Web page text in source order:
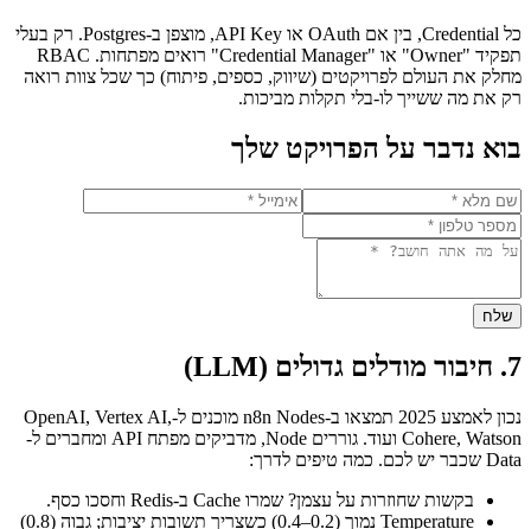
כל Credential, בין אם OAuth או API Key, מוצפן ב-Postgres. רק בעלי
תפקיד "Owner" או "Credential Manager" רואים מפתחות. RBAC
מחלק את העולם לפרויקטים (שיווק, כספים, פיתוח) כך שכל צוות רואה
רק את מה ששייך לו-בלי תקלות מביכות.
בוא נדבר על הפרויקט שלך
שלח
7. חיבור מודלים גדולים (LLM)
נכון לאמצע 2025 תמצאו ב-n8n Nodes מוכנים ל-OpenAI, Vertex AI,
Cohere, Watson ועוד. גוררים Node, מדביקים מפתח API ומחברים ל-
Data שכבר יש לכם. כמה טיפים לדרך:
בקשות שחוזרות על עצמן? שמרו Cache ב-Redis וחסכו כסף.
Temperature נמוך (0.2–0.4) כשצריך תשובות יציבות; גבוה (0.8)